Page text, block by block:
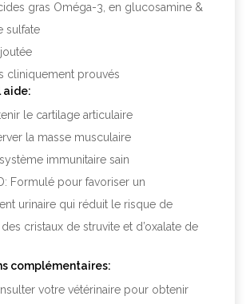
gras Oméga-3, en glucosamine &
sulfate
cliniquement prouvés
aide:
le cartilage articulaire
la masse musculaire
immunitaire sain
Formulé pour favoriser un
urinaire qui réduit le risque de
cristaux de struvite et d’oxalate de
complémentaires:
votre vétérinaire pour obtenir